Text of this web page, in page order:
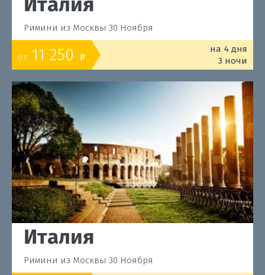
Италия
Римини из Москвы 30 Ноября
от 11 250 o
на 4 дня
3 ночи
Италия
Римини из Москвы 30 Ноября